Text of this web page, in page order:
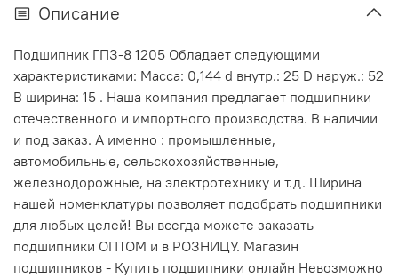
Описание
Подшипник ГПЗ-8 1205 Обладает следующими
характеристиками: Масса: 0,144 d внутр.: 25 D наруж.: 52
В ширина: 15 . Наша компания предлагает подшипники
отечественного и импортного производства. В наличии
и под заказ. А именно : промышленные,
автомобильные, сельскохозяйственные,
железнодорожные, на электротехнику и т.д. Ширина
нашей номенклатуры позволяет подобрать подшипники
для любых целей! Вы всегда можете заказать
подшипники ОПТОМ и в РОЗНИЦУ. Магазин
подшипников - Купить подшипники онлайн Невозможно